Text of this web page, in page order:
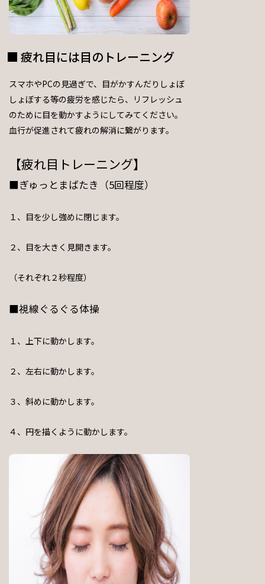
疲れ目には目のトレーニング
スマホやPCの見過ぎで、目がかすんだりしょぼ
しょぼする等の疲労を感じたら、リフレッシュ
のために目を動かすようにしてみてください。
血行が促進されて疲れの解消に繋がります。
【疲れ目トレーニング】
■ぎゅっとまばたき（5回程度）
１、目を少し強めに閉じます。
２、目を大きく見開きます。
（それぞれ２秒程度）
■視線ぐるぐる体操
１、上下に動かします。
２、左右に動かします。
３、斜めに動かします。
４、円を描くように動かします。